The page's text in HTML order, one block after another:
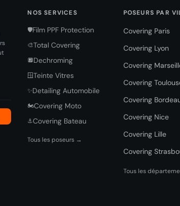
NOS SERVICES
🛡️Film PPF Protection
🎨Total Covering
🔲Dechroming
🪟Teinte Vitres
✨Detailing Automobile
🏍️Covering Moto
⚓Covering Bateau
Tous les poseurs →
POSEURS PAR
Covering Paris
Covering Lyon
Covering
Covering
Covering
Covering Nice
Covering Lille
Covering
Tous les